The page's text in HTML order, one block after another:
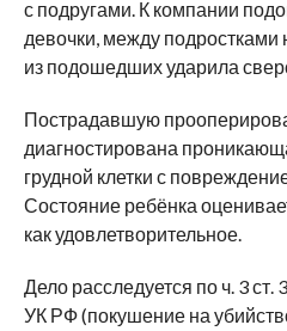
с подругами. К компании
девочки, между подростками
из подошедших ударила
Пострадавшую
диагностирована
грудной клетки с
Состояние ребёнка
как удовлетворительное.
Дело расследуется по ч. 3 ст.
УК РФ (покушение на